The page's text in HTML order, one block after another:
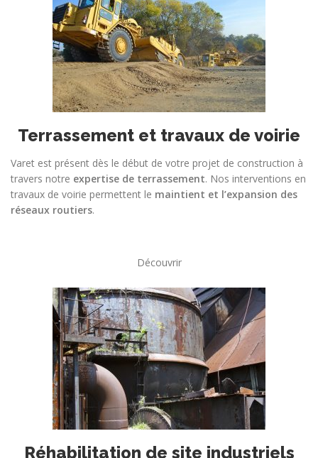
Terrassement et travaux de voirie
Varet est présent dès le début de votre projet de construction à
travers notre expertise de terrassement. Nos interventions en
travaux de voirie permettent le maintient et l’expansion des
réseaux routiers.
Découvrir
Réhabilitation de site industriels